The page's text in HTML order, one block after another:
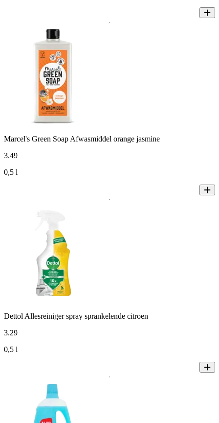
Marcel's Green Soap Afwasmiddel orange jasmine
3.49
0,5 l
Dettol Allesreiniger spray sprankelende citroen
3.29
0,5 l